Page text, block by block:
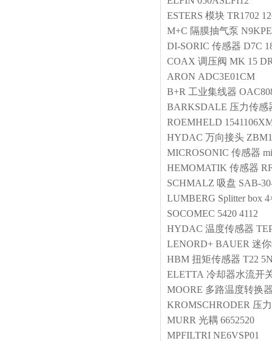
ESTERS 模块 TR1702
M+C 隔膜抽气泵
DI-SORIC 传感器 D7C
COAX 调压阀 MK 15
ARON ADC3E01CM
B+R 工业集线器
BARKSDALE 压力传感
ROEMHELD
HYDAC 万向接头
MICROSONIC 传感器
HEMOMATIK 传感器
SCHMALZ 吸盘 SAB-
LUMBERG Splitter box
SOCOMEC 5420 4112
HYDAC 温度传感器
LENORD+ BAUER 迷
HBM 扭矩传感器 T22
ELETTA 冷却器水流开
MOORE 多路温度转换
KROMSCHRODER 压
MURR 光耦 6652520
MPFILTRI NE6VSP01